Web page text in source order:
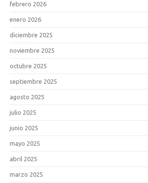
febrero 2026
enero 2026
diciembre 2025
noviembre 2025
octubre 2025
septiembre 2025
agosto 2025
julio 2025
junio 2025
mayo 2025
abril 2025
marzo 2025